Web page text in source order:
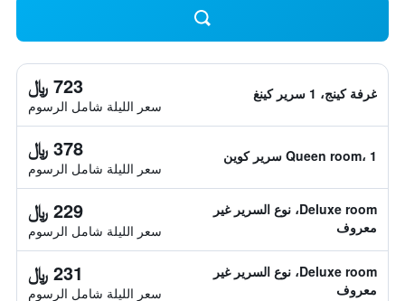
غرفة كينج، 1 سرير كينغ 723 ﷼
سعر الليلة شامل الرسوم
Queen room، 1 سرير كوين 378 ﷼
سعر الليلة شامل الرسوم
Deluxe room، نوع السرير غير
معروف
229 ﷼
سعر الليلة شامل الرسوم
Deluxe room، نوع السرير غير
معروف
231 ﷼
سعر الليلة شامل الرسوم